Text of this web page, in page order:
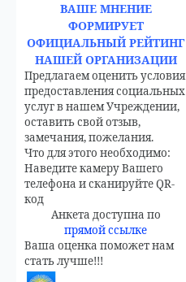
ВАШЕ МНЕНИЕ
ФОРМИРУЕТ
ОФИЦИАЛЬНЫЙ РЕЙТИНГ
НАШЕЙ ОРГАНИЗАЦИИ
Предлагаем оценить условия
предоставления социальных
услуг в нашем Учреждении,
оставить свой отзыв,
замечания, пожелания.
Что для этого необходимо:
Наведите камеру Вашего
телефона и сканируйте QR-
код
Анкета доступна по
прямой ссылке
Ваша оценка поможет нам
стать лучше!!!